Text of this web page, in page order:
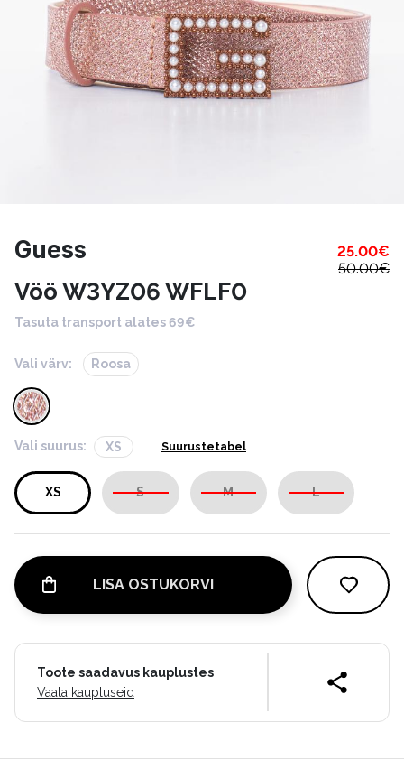
Guess 25.00€
50.00€
Vöö W3YZ06 WFLF0
Tasuta transport alates 69€
Vali värv: Roosa
Vali suurus: XS Suurustetabel
XS S M L
LISA OSTUKORVI
Toote saadavus kauplustes
Vaata kaupluseid